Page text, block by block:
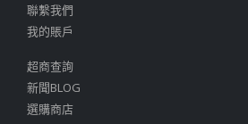
聯繫我們
我的賬戶
超商查詢
新聞BLOG
選購商店